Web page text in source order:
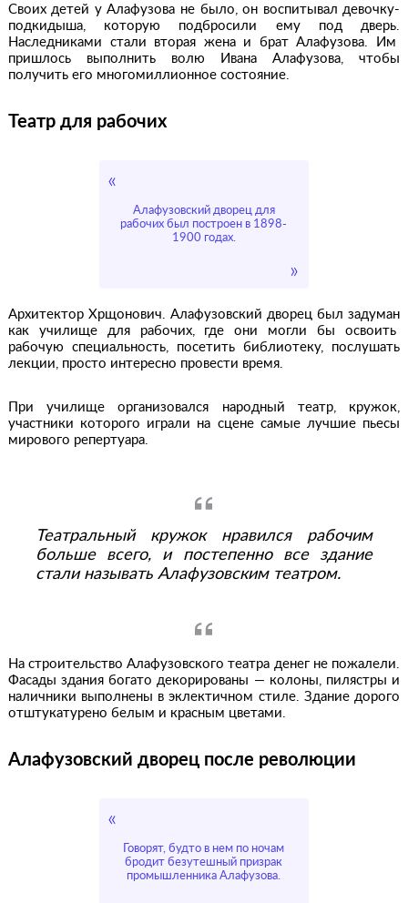
Своих детей у Алафузова не было, он воспитывал девочку-
подкидыша, которую подбросили ему под дверь.
Наследниками стали вторая жена и брат Алафузова. Им
пришлось выполнить волю Ивана Алафузова, чтобы
получить его многомиллионное состояние.
Театр для рабочих
Алафузовский дворец для
рабочих был построен в 1898-
1900 годах.
Архитектор Хрщонович. Алафузовский дворец был задуман
как училище для рабочих, где они могли бы освоить
рабочую специальность, посетить библиотеку, послушать
лекции, просто интересно провести время.
При училище организовался народный театр, кружок,
участники которого играли на сцене самые лучшие пьесы
мирового репертуара.
Театральный кружок нравился рабочим
больше всего, и постепенно все здание
стали называть Алафузовским театром.
На строительство Алафузовского театра денег не пожалели.
Фасады здания богато декорированы — колоны, пилястры и
наличники выполнены в эклектичном стиле. Здание дорого
отштукатурено белым и красным цветами.
Алафузовский дворец после революции
Говорят, будто в нем по ночам
бродит безутешный призрак
промышленника Алафузова.